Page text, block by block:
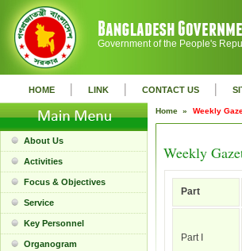
Government of the People's
HOME | LINK | CONTACT US |
About Us
Activities
Focus & Objectives
Service
Key Personnel
Organogram
Home » Weekly
Weekly
Part
Part I